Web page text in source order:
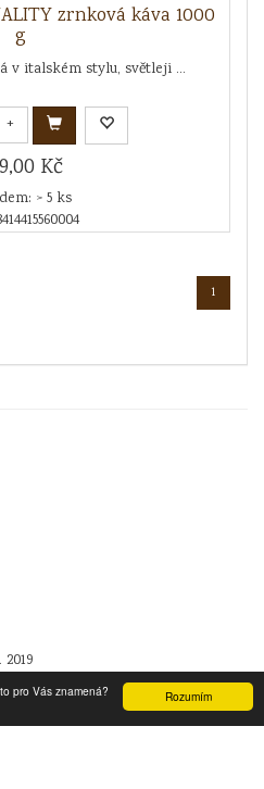
Rozumím
pro Vás znamená?
zrnková káva 1000
g
v italském stylu, světleji ...
+
Kč
> 5 ks
1